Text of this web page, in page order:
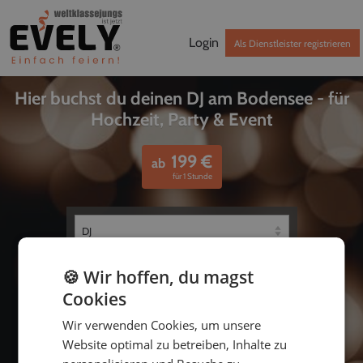
Login Als Dienstleister registrieren
Hier buchst du deinen DJ am Bodensee - für
Hochzeit, Party & Event
ab 199€
für 1 Stunde
bis
🍪 Wir hoffen, du magst
Cookies
Wir verwenden Cookies, um unsere
Website optimal zu betreiben, Inhalte zu